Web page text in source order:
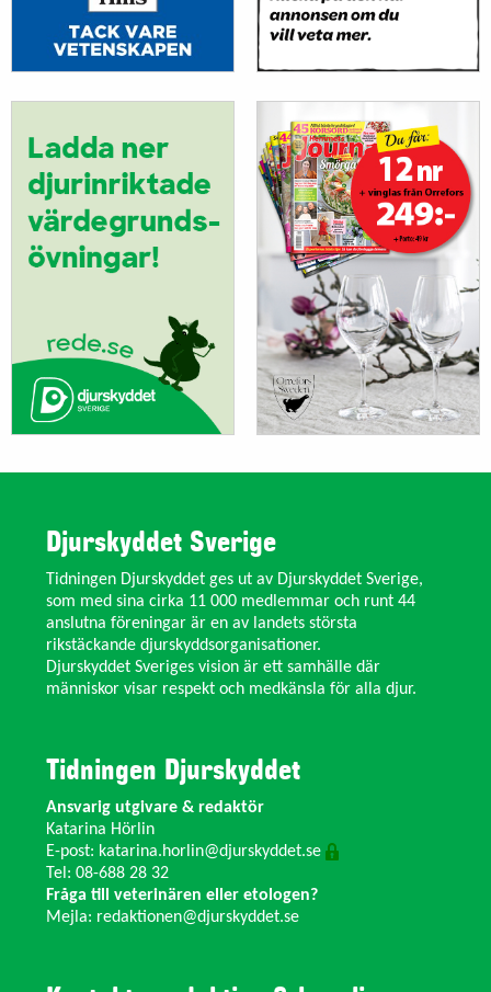
Djurskyddet Sverige
Tidningen Djurskyddet ges ut av Djurskyddet Sverige,
som med sina cirka 11 000 medlemmar och runt 44
anslutna föreningar är en av landets största
rikstäckande djurskyddsorganisationer.
Djurskyddet Sveriges vision är ett samhälle där
människor visar respekt och medkänsla för alla djur.
Tidningen Djurskyddet
Ansvarig utgivare & redaktör
Katarina Hörlin
E-post: katarina.horlin@djurskyddet.se
Tel: 08-688 28 32
Fråga till veterinären eller etologen?
Mejla: redaktionen@djurskyddet.se